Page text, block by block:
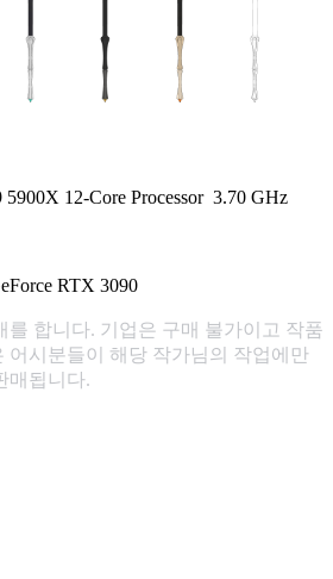
12-Core Processor 3.70 GHz
RTX 3090
를 합니다. 기업은 구매 불가이고 작품
어시분들이 해당 작가님의 작업에만
매됩니다.